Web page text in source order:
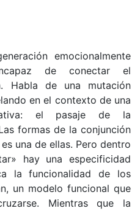
emocionalmente
de conectar el
Habla de una mutación
en el contexto de una
el pasaje de la
formas de la conjunción
una de ellas. Pero dentro
hay una especificidad
la funcionalidad de los
un modelo funcional que
Mientras que la